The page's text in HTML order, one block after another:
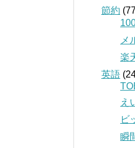
節約
メ
楽
英語
え
ビ
瞬